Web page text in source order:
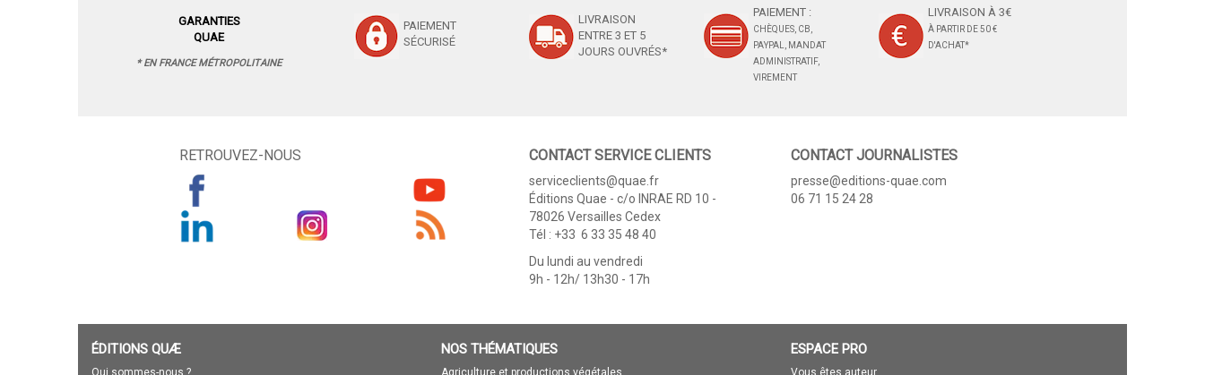
GARANTIES
QUAE
* EN FRANCE MÉTROPOLITAINE
PAIEMENT
SÉCURISÉ
LIVRAISON
ENTRE 3 ET 5
JOURS OUVRÉS*
PAIEMENT :
CHÈQUES, CB,
PAYPAL, MANDAT
ADMINISTRATIF,
VIREMENT
LIVRAISON À 3€
À PARTIR DE 50 €
D'ACHAT*
RETROUVEZ-NOUS CONTACT SERVICE CLIENTS
serviceclients@quae.fr
Éditions Quae - c/o INRAE RD 10 -
78026 Versailles Cedex
Tél : +33 6 33 35 48 40
Du lundi au vendredi
9h - 12h/ 13h30 - 17h
CONTACT JOURNALISTES
presse@editions-quae.com
06 71 15 24 28
ÉDITIONS QUÆ
Qui sommes-nous ?
NOS THÉMATIQUES
Agriculture et productions végétales
ESPACE PRO
Vous êtes auteur